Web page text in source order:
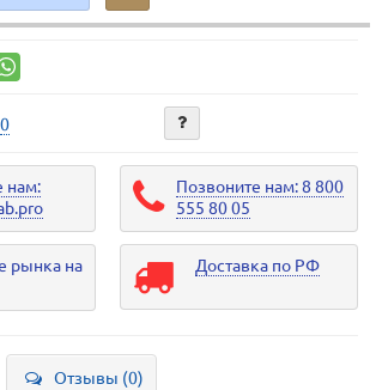
0
нам:
Позвоните нам: 8 800
555 80 05
рынка на
Доставка по РФ
Отзывы (0)